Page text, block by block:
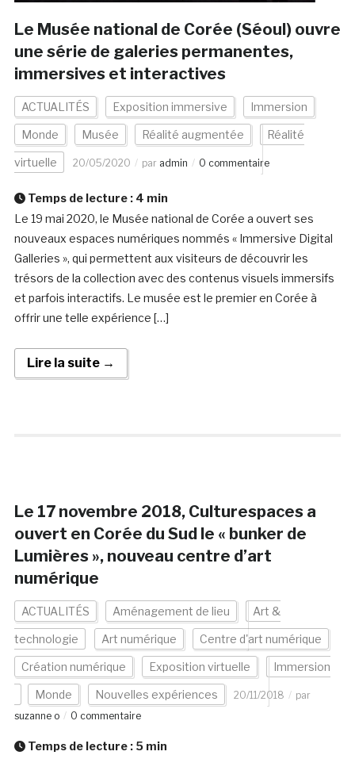
Le Musée national de Corée (Séoul) ouvre
une série de galeries permanentes,
immersives et interactives
ACTUALITÉS Exposition immersive Immersion
Monde Musée Réalité augmentée Réalité
virtuelle 20/05/2020 par admin 0 commentaire
Temps de lecture : 4 min
Le 19 mai 2020, le Musée national de Corée a ouvert ses
nouveaux espaces numériques nommés « Immersive Digital
Galleries », qui permettent aux visiteurs de découvrir les
trésors de la collection avec des contenus visuels immersifs
et parfois interactifs. Le musée est le premier en Corée à
offrir une telle expérience […]
Lire la suite →
Le 17 novembre 2018, Culturespaces a
ouvert en Corée du Sud le « bunker de
Lumières », nouveau centre d’art
numérique
ACTUALITÉS Aménagement de lieu Art &
technologie Art numérique Centre d'art numérique
Création numérique Exposition virtuelle Immersion
Monde Nouvelles expériences 20/11/2018
par
suzanne o
0 commentaire
Temps de lecture : 5 min